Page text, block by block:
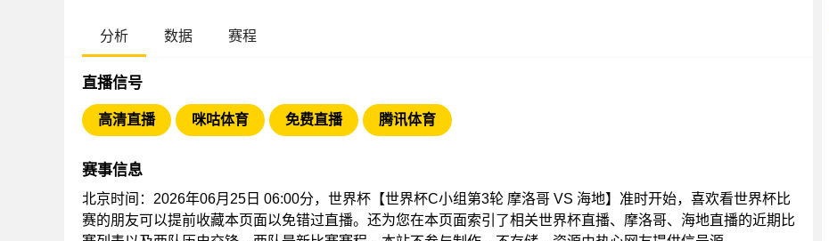
分析 数据 赛程
直播信号
高清直播 咪咕体育 免费直播 腾讯体育
赛事信息
北京时间：2026年06月25日 06:00分，世界杯【世界杯C小组第3轮 摩洛哥 VS 海地】准时开始，喜欢看世界杯比
赛的朋友可以提前收藏本页面以免错过直播。还为您在本页面索引了相关世界杯直播、摩洛哥、海地直播的近期比